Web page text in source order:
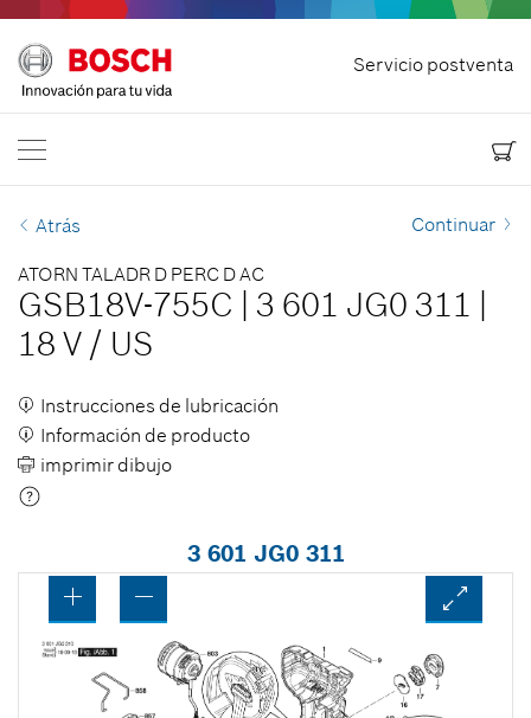
Servicio postventa
Bosch Power Tools
Contacteno
ES | Español
Atrás Continuar
ATORN TALADR D PERC D AC
GSB18V-755C 3 601 JG0 311
18 V / US
Instrucciones de lubricación
Información de producto
imprimir dibujo
3 601 JG0 311